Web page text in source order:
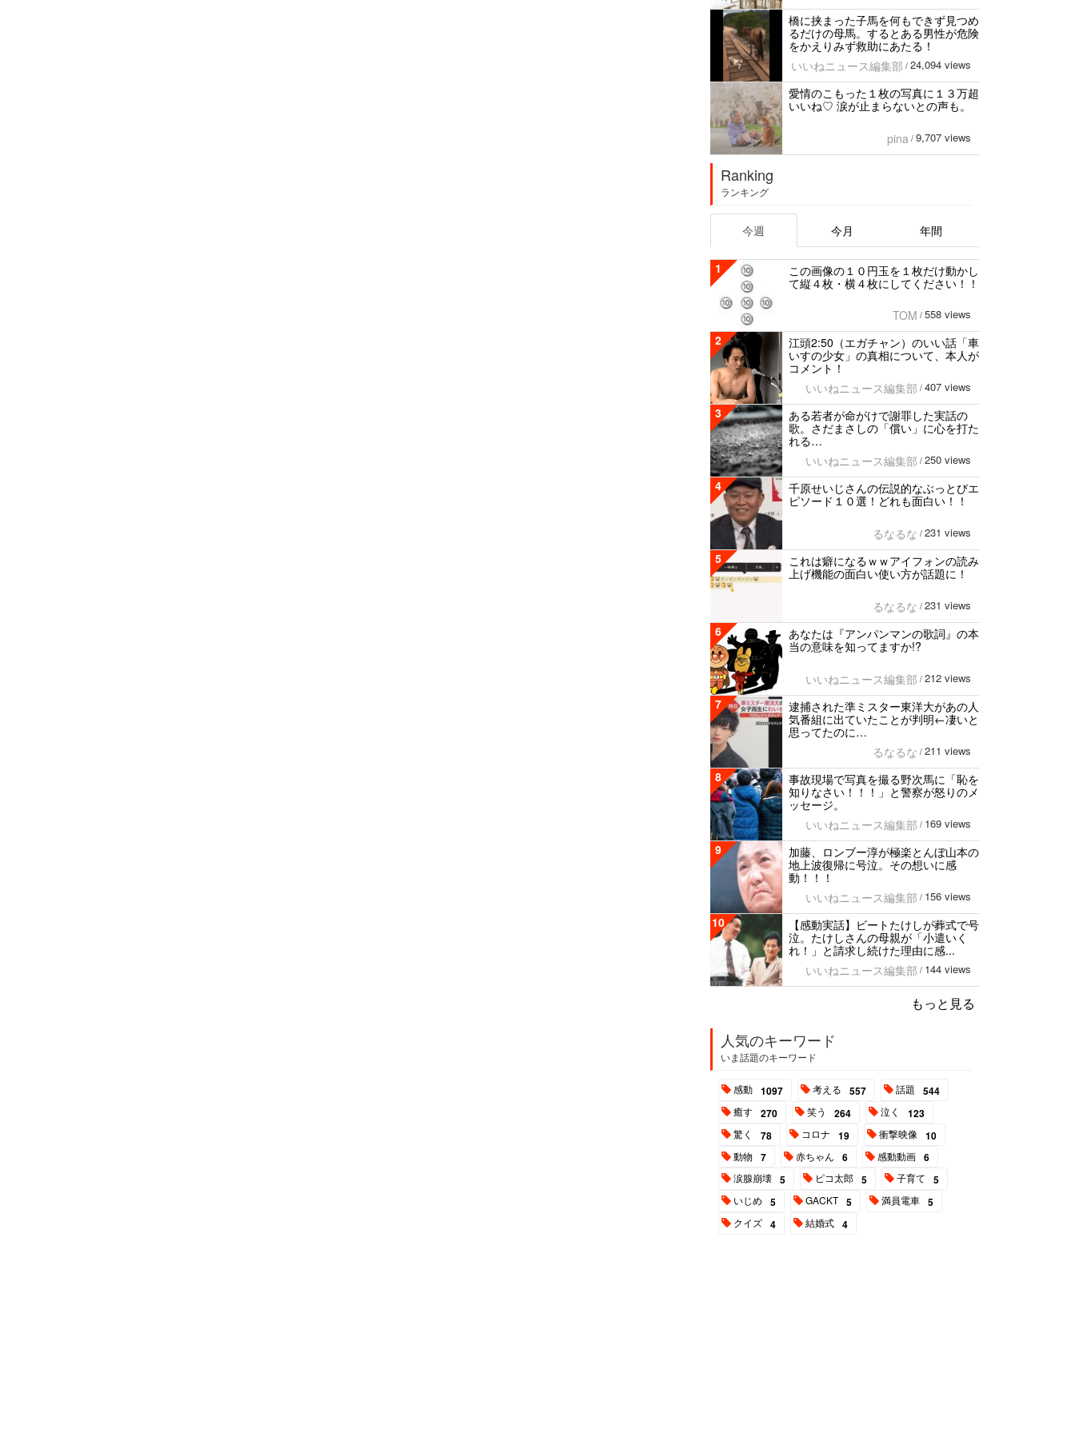
橋に挟まった子馬を何もできず見つめ
るだけの母馬。するとある男性が危険
をかえりみず救助にあたる！
いいねニュース編集部 / 24,094 views
愛情のこもった１枚の写真に１３万超
いいね♡ 涙が止まらないとの声も。
pina / 9,707 views
Ranking
ランキング
今週 今月 年間
1
この画像の１０円玉を１枚だけ動かし
て縦４枚・横４枚にしてください！！
TOM / 558 views
2
江頭2:50（エガチャン）のいい話「車
いすの少女」の真相について、本人が
コメント！
いいねニュース編集部 / 407 views
3
ある若者が命がけで謝罪した実話の
歌。さだまさしの「償い」に心を打た
れる…
いいねニュース編集部 / 250 views
4
千原せいじさんの伝説的なぶっとびエ
ピソード１０選！どれも面白い！！
るなるな / 231 views
5
これは癖になるｗｗアイフォンの読み
上げ機能の面白い使い方が話題に！
るなるな / 231 views
6
あなたは『アンパンマンの歌詞』の本
当の意味を知ってますか!?
いいねニュース編集部 / 212 views
7
逮捕された準ミスター東洋大があの人
気番組に出ていたことが判明←凄いと
思ってたのに…
るなるな / 211 views
8
事故現場で写真を撮る野次馬に「恥を
知りなさい！！！」と警察が怒りのメ
ッセージ。
いいねニュース編集部 / 169 views
9
加藤、ロンブー淳が極楽とんぼ山本の
地上波復帰に号泣。その想いに感
動！！！
いいねニュース編集部 / 156 views
10
【感動実話】ビートたけしが葬式で号
泣。たけしさんの母親が「小遣いく
れ！」と請求し続けた理由に感...
いいねニュース編集部 / 144 views
もっと見る
人気のキーワード
いま話題のキーワード
感動 1097 考える 557 話題 544
癒す 270 笑う 264 泣く 123
驚く 78 コロナ 19 衝撃映像 10
動物 7 赤ちゃん 6 感動動画 6
涙腺崩壊 5 ピコ太郎 5 子育て 5
いじめ 5 GACKT 5 満員電車 5
クイズ 4 結婚式 4